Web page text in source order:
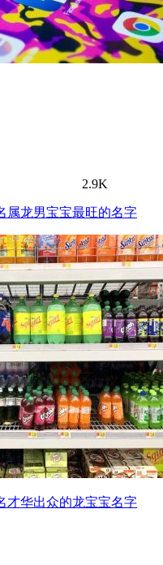
2.9K
属龙男宝宝最旺的名字
才华出众的龙宝宝名字